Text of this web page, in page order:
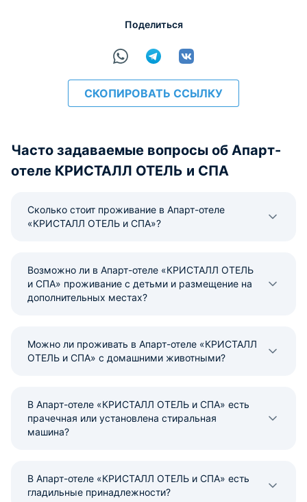
Поделиться
СКОПИРОВАТЬ ССЫЛКУ
Часто задаваемые вопросы об Апарт-
отеле КРИСТАЛЛ ОТЕЛЬ и СПА
Сколько стоит проживание в Апарт-отеле
«КРИСТАЛЛ ОТЕЛЬ и СПА»?
Возможно ли в Апарт-отеле «КРИСТАЛЛ ОТЕЛЬ
и СПА» проживание с детьми и размещение на
дополнительных местах?
Можно ли проживать в Апарт-отеле «КРИСТАЛЛ
ОТЕЛЬ и СПА» с домашними животными?
В Апарт-отеле «КРИСТАЛЛ ОТЕЛЬ и СПА» есть
прачечная или установлена стиральная
машина?
В Апарт-отеле «КРИСТАЛЛ ОТЕЛЬ и СПА» есть
гладильные принадлежности?